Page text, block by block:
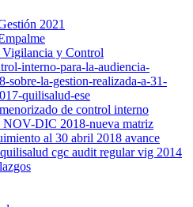
2021
Vigilancia y Control
interno-para-la-audiencia-
sobre-la-gestion-realizada-a-31-
quilisalud-ese
de control interno
NOV-DIC 2018-nueva matriz
al 30 abril 2018 avance
cgc audit regular vig 2014